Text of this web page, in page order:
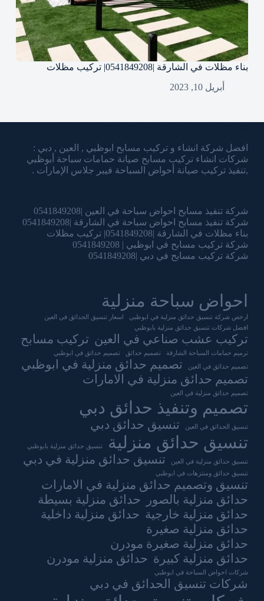
بناء مظلات في الشارقة |0541849208| تركيب مظلات
أبريل 10, 2023
افضل شركة انشاء و تركيب مسابح ابوظبي , العين , دبي :
شركات انشاء تركيب مسابح صيانة حمامات سباحة أبوظبي
,تنفيذ تركيب صيانة أحواض السباحة فيبر جلاس الإمارات .
شركة تنفيذ مسابح احواض سباحة في العين |0541849208
شركة تنفيذ مسابح احواض سباحة في الشارقة |0541849208
بناء مظلات في الشارقة |0541849208| تركيب مظلات
شركة تركيب مسابح في ابوظبي | 0541849208
شركة تركيب مسابح في دبي |0541849208
احواض سباحة منزلية
ارخص شركة تنسيق حدائق منزلية في ابوظبي
اسعار تنسيق الحدائق في العين
افضل شركات تنسيق حدائق منزلية بابوظبي
تركيب عشب صناعي في العين تركيب مسابح
ترميم حمامات السباحة الشارقة تصميم حدائق تصميم حدائق في ابوظبي
تصميم حدائق في العين
تصميم حدائق منزلية في ابوظبي
تصميم حدائق منزلية في الامارات
تصميم حدائق منزلية في العين
تصميم وتنفيذ حدائق دبي
تنسيق الحدائق في العين تنسيق حدائق دبي
تنسيق حدائق منزلية تنسيق حدائق منزلية بابوظبي
تنسيق حدائق منزلية في العين تنسيق حدائق منزلية في دبي
تنسيق حدائق ومنتزهات في ابوظبي
تنسيق وتصميم حدائق منزلية في الامارات
حدائق منزلية بالصور
حدائق منزلية بسيطة
حدائق منزلية خارجية حدائق منزلية داخلية
حدائق منزلية صغيرة
حدائق منزلية صغيرة مودرن
حدائق منزلية كبيرة حدائق منزلية مودرن
شركات احواض السباحة في ابوظبي
شركات تنسيق الحدائق في دبي